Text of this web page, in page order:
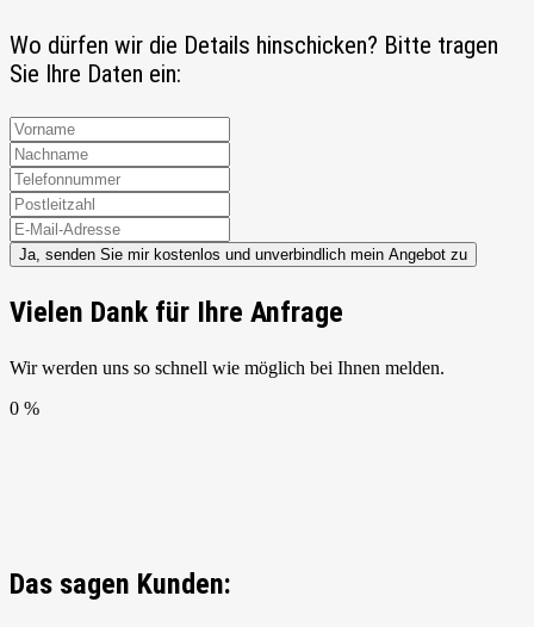
Wo dürfen wir die Details hinschicken? Bitte tragen
Sie Ihre Daten ein:
Ja, senden Sie mir kostenlos und unverbindlich mein Angebot zu
Vielen Dank für Ihre Anfrage
Wir werden uns so schnell wie möglich bei Ihnen melden.
0 %
Das sagen Kunden: